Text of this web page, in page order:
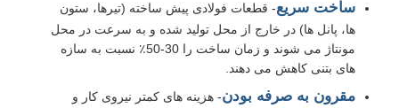
خانه مرغداری
ساخت سریع- قطعات فولادی پیش ساخته (تیرها، ستون
ها، پانل ها) در خارج از محل تولید شده و به سرعت در محل
مونتاژ می شوند و زمان ساخت را 30-50٪ نسبت به سازه
های بتنی کاهش می دهند.
مقرون به صرفه بودن- هزینه های کمتر نیروی کار و